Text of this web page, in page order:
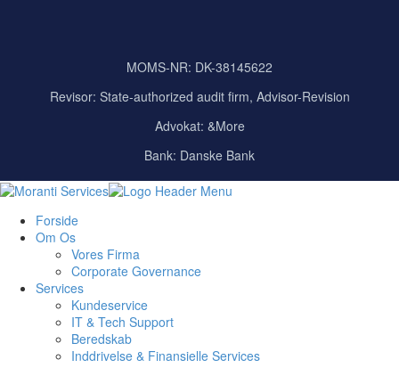
MOMS-NR: DK-38145622
Revisor: State-authorized audit firm, Advisor-Revision
Advokat: &More
Bank: Danske Bank
Forside
Om Os
Vores Firma
Corporate Governance
Services
Kundeservice
IT & Tech Support
Beredskab
Inddrivelse & Finansielle Services